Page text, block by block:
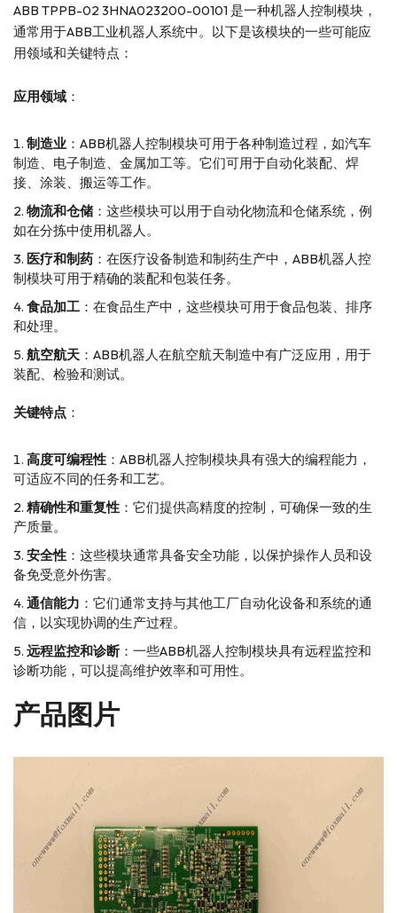
ABB TPPB-02 3HNA023200-00101 是一种机器人控制模块，
通常用于ABB工业机器人系统中。以下是该模块的一些可能应
用领域和关键特点：
应用领域 ：
制造业 ：ABB机器人控制模块可用于各种制造过程，如汽车
制造、电子制造、金属加工等。它们可用于自动化装配、焊
接、涂装、搬运等工作。
物流和仓储 ：这些模块可以用于自动化物流和仓储系统，例
如在分拣中使用机器人。
医疗和制药 ：在医疗设备制造和制药生产中，ABB机器人控
制模块可用于精确的装配和包装任务。
食品加工 ：在食品生产中，这些模块可用于食品包装、排序
和处理。
航空航天 ：ABB机器人在航空航天制造中有广泛应用，用于
装配、检验和测试。
关键特点 ：
高度可编程性 ：ABB机器人控制模块具有强大的编程能力，
可适应不同的任务和工艺。
精确性和重复性 ：它们提供高精度的控制，可确保一致的生
产质量。
安全性 ：这些模块通常具备安全功能，以保护操作人员和设
备免受意外伤害。
通信能力 ：它们通常支持与其他工厂自动化设备和系统的通
信，以实现协调的生产过程。
远程监控和诊断：一些ABB机器人控制模块具有远程监控和
诊断功能，可以提高维护效率和可用性。
产品图片